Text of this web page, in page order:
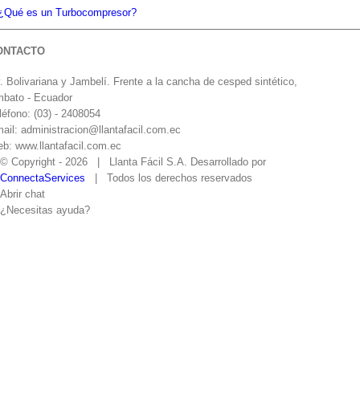
es un Turbocompresor?
Bolivariana y Jambelí. Frente a la cancha de cesped sintético,
- Ecuador
(03) - 2408054
administracion@llantafacil.com.ec
www.llantafacil.com.ec
© Copyright - 2026 | Llanta Fácil S.A. Desarrollado por
ConnectaServices | Todos los derechos reservados
Abrir chat
¿Necesitas ayuda?